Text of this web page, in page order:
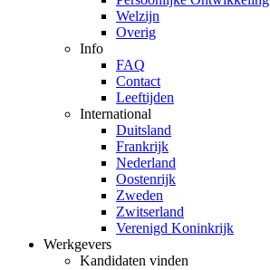
Welzijn
Overig
Info
FAQ
Contact
Leeftijden
International
Duitsland
Frankrijk
Nederland
Oostenrijk
Zweden
Zwitserland
Verenigd Koninkrijk
Werkgevers
Kandidaten vinden